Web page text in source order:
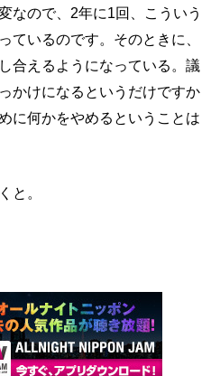
なので、2年に1回、こういう
ているのです。そのときに、
合えるようになっている。議
かけになるというだけですか
に何かをやめるということは
と。